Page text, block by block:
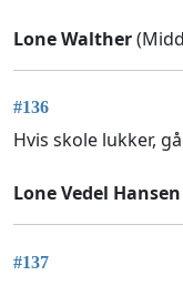
Lone Walther
#136
Hvis skole lukker,
Lone Vedel Hansen
#137